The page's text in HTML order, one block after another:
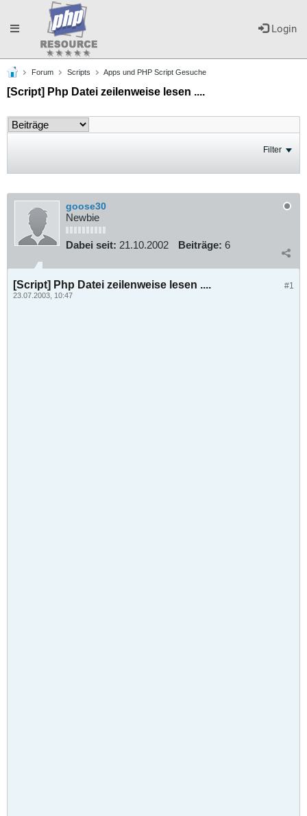
Login
Toggle
navigation
Forum Scripts Apps und PHP Script Gesuche
[Script] Php Datei zeilenweise lesen ....
Filter
goose30
Newbie
Dabei seit: 21.10.2002 Beiträge: 6
#1
[Script] Php Datei zeilenweise lesen ....
23.07.2003, 10:47